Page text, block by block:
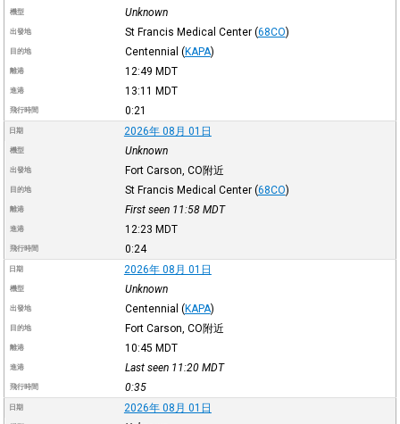
機型 Unknown
出發地 St Francis Medical Center (68CO)
目的地 Centennial (KAPA)
離港 12:49 MDT
進港 13:11 MDT
飛行時間 0:21
日期 2026年 08月 01日
機型 Unknown
出發地 Fort Carson, CO附近
目的地 St Francis Medical Center (68CO)
離港 First seen 11:58 MDT
進港 12:23 MDT
飛行時間 0:24
日期 2026年 08月 01日
機型 Unknown
出發地 Centennial (KAPA)
目的地 Fort Carson, CO附近
離港 10:45 MDT
進港 Last seen 11:20 MDT
飛行時間 0:35
日期 2026年 08月 01日